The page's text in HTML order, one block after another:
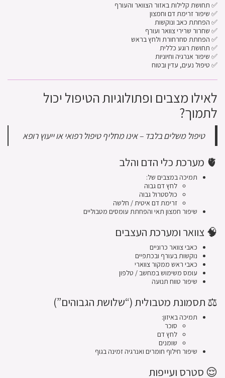
✅ תחושת קלילות באזור הצוואר והעורף
✅ שיפור זרימת דם וחמצון
✅ הפחתת כאב ונוקשות
✅ שחרור שרירי צוואר ועורף
✅ הפחתת סחרחורת ולחץ בראש
✅ תחושת רוגע כללית
✅ שיפור אנרגיה וחיוניות
✅ טיפול נעים, עדין ובטוח
לאילו מצבים ופתולוגיות הטיפול יכול
לתמוך?
טיפול משלים בלבד – אינו מחליף טיפול רפואי או ייעוץ רופא
🫀 מערכת כלי הדם והלב
תמיכה במצבים של:
לחץ דם גבוה
כולסטרול גבוה
זרימת דם איטית / חלשה
שיפור חמצון תאי והפחתת עומסים מטבוליים
🧠 צוואר ומערכת העצבים
כאבי צוואר כרוניים
נוקשות בעורף ובכתפיים
כאבי ראש ממקור צווארי
עומס משימוש במחשב / טלפון
שיפור טווח תנועה
⚖️ תסמונת מטבולית (“שלושת הגבוהים”)
תמיכה באיזון:
סוכר
לחץ דם
שומנים
שיפור חילוף חומרים ואנרגיה זמינה בגוף
😌 סטרס ועייפות